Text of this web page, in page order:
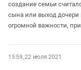
создание семьи
сына или выход дочери
огромной важности,
15:59, 22 июля 2021